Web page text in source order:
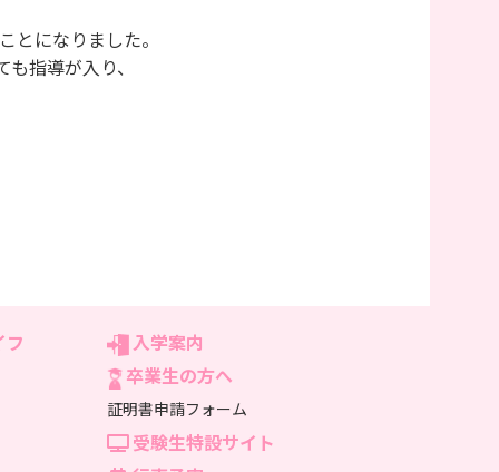
とになりました。
指導が入り、
フ
入学案内
卒業生の方へ
証明書申請フォーム
受験生特設サイト